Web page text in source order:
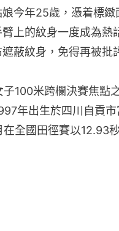
今年25歲，憑着標
上的紋身一度成為熱
蔽紋身，免得再被批
子100米跨欄決賽焦點
年出生於四川自貢
全國田徑賽以12.93